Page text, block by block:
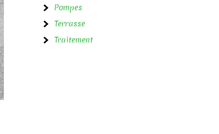
Pompes
Terrasse
Traitement